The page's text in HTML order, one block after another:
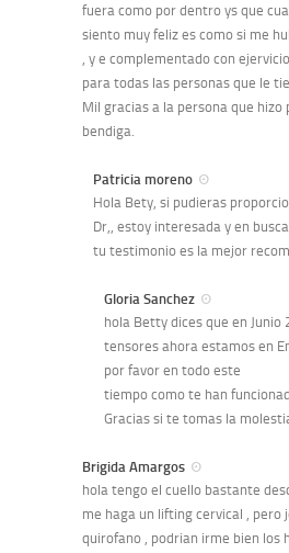
fuera como por dentro ys que
siento muy feliz es como si me
, y e complementado con
para todas las personas que le
Mil gracias a la persona que
bendiga.
Patricia moreno
Hola Bety, si pudieras
Dr,, estoy interesada y en
tu testimonio es la mejor
Gloria Sanchez
hola Betty dices que en
tensores ahora estamos en
por favor en todo este
tiempo como te han
Gracias si te tomas la
Brigida Amargos
hola tengo el cuello bastante
me haga un lifting cervical , pero
quirofano , podrian irme bien los